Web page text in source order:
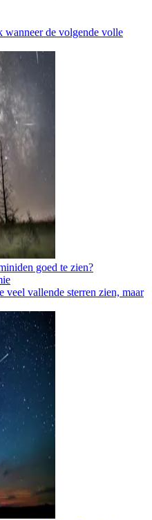
wanneer de volgende volle
goed te zien?
vallende sterren zien, maar